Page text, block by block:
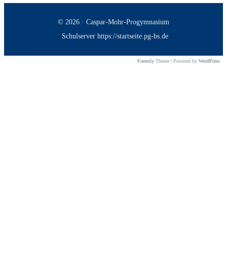
© 2026 · Caspar-Mohr-Progymnasium
Schulserver https://startseite.pg-bs.de
Forestly Theme | Powered by WordPress